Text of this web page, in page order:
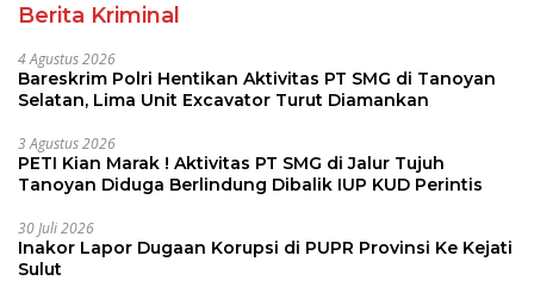
Berita Kriminal
4 Agustus 2026
Bareskrim Polri Hentikan Aktivitas PT SMG di Tanoyan
Selatan, Lima Unit Excavator Turut Diamankan
3 Agustus 2026
PETI Kian Marak ! Aktivitas PT SMG di Jalur Tujuh
Tanoyan Diduga Berlindung Dibalik IUP KUD Perintis
30 Juli 2026
Inakor Lapor Dugaan Korupsi di PUPR Provinsi Ke Kejati
Sulut